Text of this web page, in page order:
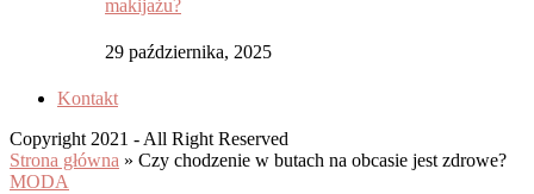
makijażu?
29 października, 2025
Kontakt
Copyright 2021 - All Right Reserved
Strona główna » Czy chodzenie w butach na obcasie jest zdrowe?
MODA